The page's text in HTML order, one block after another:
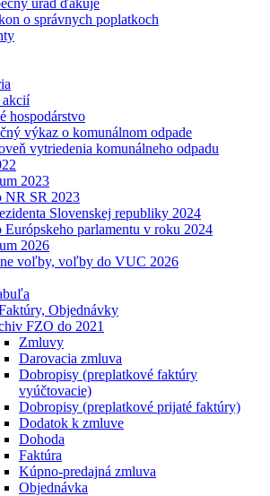
úrad ďakuje
o správnych poplatkoch
akcií
hospodárstvo
výkaz o komunálnom odpade
vytriedenia komunálneho odpadu
2023
NR SR 2023
Slovenskej republiky 2024
parlamentu v roku 2024
2026
voľby, voľby do VUC 2026
Objednávky
FZO do 2021
Zmluvy
Darovacia zmluva
Dobropisy (preplatkové faktúry
vyúčtovacie)
Dobropisy (preplatkové prijaté faktúry)
Dodatok k zmluve
Dohoda
Faktúra
Kúpno-predajná zmluva
Objednávka